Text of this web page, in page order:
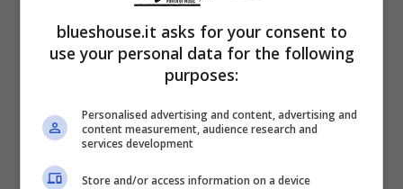
creare hit di successo che si fanno amare
dal pubblico.
blueshouse.it asks for your consent to
use your personal data for the following
purposes:
Personalised advertising and content, advertising and
content measurement, audience research and
services development
Store and/or access information on a device